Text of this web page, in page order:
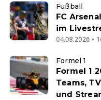
Fußball
FC
im
04.08.2026 •
Formel 1
Formel 1
Teams,
und